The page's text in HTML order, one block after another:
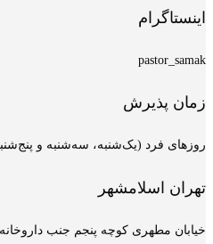
اینستاگرام
pastor_samak
زمان پذیرش
روزهای فرد (یک‌شنبه، سه‌شنبه و پنج‌شنبه) ساعت
تهران اسلامشهر
خیابان مطهری کوچه پنجم جنب